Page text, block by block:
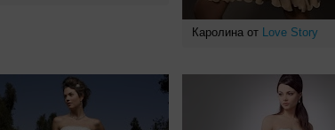
Каролина от Love Story